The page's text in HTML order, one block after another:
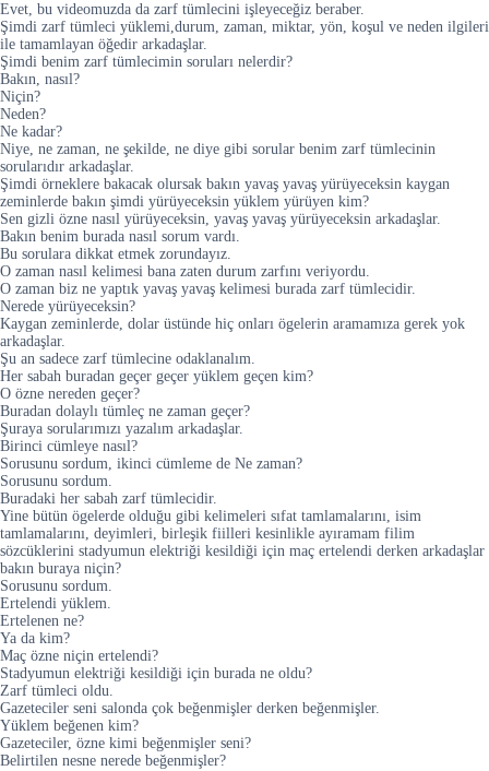
Evet, bu videomuzda da zarf tümlecini işleyeceğiz beraber.
Şimdi zarf tümleci yüklemi,durum, zaman, miktar, yön, koşul ve neden ilgileri
ile tamamlayan öğedir arkadaşlar.
Şimdi benim zarf tümlecimin soruları nelerdir?
Bakın, nasıl?
Niçin?
Neden?
Ne kadar?
Niye, ne zaman, ne şekilde, ne diye gibi sorular benim zarf tümlecinin
sorularıdır arkadaşlar.
Şimdi örneklere bakacak olursak bakın yavaş yavaş yürüyeceksin kaygan
zeminlerde bakın şimdi yürüyeceksin yüklem yürüyen kim?
Sen gizli özne nasıl yürüyeceksin, yavaş yavaş yürüyeceksin arkadaşlar.
Bakın benim burada nasıl sorum vardı.
Bu sorulara dikkat etmek zorundayız.
O zaman nasıl kelimesi bana zaten durum zarfını veriyordu.
O zaman biz ne yaptık yavaş yavaş kelimesi burada zarf tümlecidir.
Nerede yürüyeceksin?
Kaygan zeminlerde, dolar üstünde hiç onları ögelerin aramamıza gerek yok
arkadaşlar.
Şu an sadece zarf tümlecine odaklanalım.
Her sabah buradan geçer geçer yüklem geçen kim?
O özne nereden geçer?
Buradan dolaylı tümleç ne zaman geçer?
Şuraya sorularımızı yazalım arkadaşlar.
Birinci cümleye nasıl?
Sorusunu sordum, ikinci cümleme de Ne zaman?
Sorusunu sordum.
Buradaki her sabah zarf tümlecidir.
Yine bütün ögelerde olduğu gibi kelimeleri sıfat tamlamalarını, isim
tamlamalarını, deyimleri, birleşik fiilleri kesinlikle ayıramam filim
sözcüklerini stadyumun elektriği kesildiği için maç ertelendi derken arkadaşlar
bakın buraya niçin?
Sorusunu sordum.
Ertelendi yüklem.
Ertelenen ne?
Ya da kim?
Maç özne niçin ertelendi?
Stadyumun elektriği kesildiği için burada ne oldu?
Zarf tümleci oldu.
Gazeteciler seni salonda çok beğenmişler derken beğenmişler.
Yüklem beğenen kim?
Gazeteciler, özne kimi beğenmişler seni?
Belirtilen nesne nerede beğenmişler?